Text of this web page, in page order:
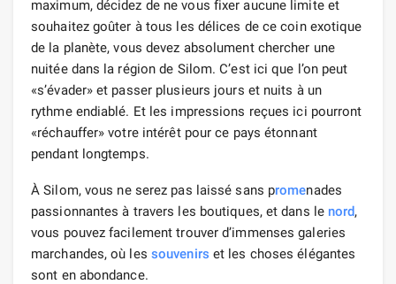
maximum, décidez de ne vous fixer aucune limite et
souhaitez goûter à tous les délices de ce coin exotique
de la planète, vous devez absolument chercher une
nuitée dans la région de Silom. C’est ici que l’on peut
«s’évader» et passer plusieurs jours et nuits à un
rythme endiablé. Et les impressions reçues ici pourront
«réchauffer» votre intérêt pour ce pays étonnant
pendant longtemps.
À Silom, vous ne serez pas laissé sans promenades
passionnantes à travers les boutiques, et dans le nord,
vous pouvez facilement trouver d’immenses galeries
marchandes, où les souvenirs et les choses élégantes
sont en abondance.